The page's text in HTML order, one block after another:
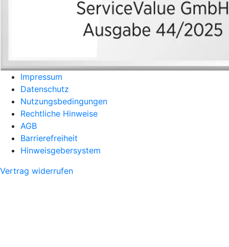
Impressum
Datenschutz
Nutzungsbedingungen
Rechtliche Hinweise
AGB
Barrierefreiheit
Hinweisgebersystem
Vertrag widerrufen